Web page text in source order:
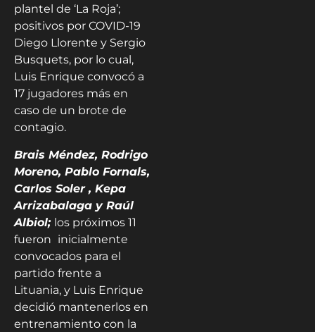
plantel de ‘La Roja’;
positivos por COVID-19
Diego Llorente y Sergio
Busquets, por lo cual,
Luis Enrique convocó a
17 jugadores más en
caso de un brote de
contagio.
Brais Méndez, Rodrigo
Moreno, Pablo Fornals,
Carlos Soler , Kepa
Arrizabalaga y Raúl
Albiol; los próximos 11
fueron inicialmente
convocados para el
partido frente a
Lituania, y Luis Enrique
decidió mantenerlos en
entrenamiento con la